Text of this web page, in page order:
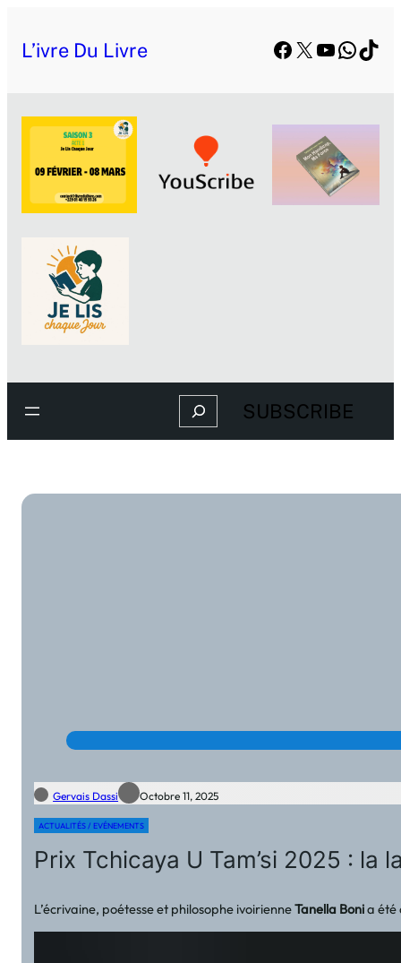
L’ivre Du Livre Facebook
X YouTube
Search SUBSCRIBE
Gervais Dassi Octobre 11, 2025
ACTUALITÉS / EVÉNEMENTS
Prix Tchicaya U Tam’si 2025 :
L’écrivaine, poétesse et philosophe ivoirienneTanella Bonia été